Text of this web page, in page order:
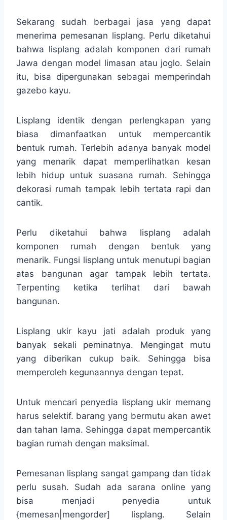
Sekarang sudah berbagai jasa yang dapat
menerima pemesanan lisplang. Perlu diketahui
bahwa lisplang adalah komponen dari rumah
Jawa dengan model limasan atau joglo. Selain
itu, bisa dipergunakan sebagai memperindah
gazebo kayu.
Lisplang identik dengan perlengkapan yang
biasa dimanfaatkan untuk mempercantik
bentuk rumah. Terlebih adanya banyak model
yang menarik dapat memperlihatkan kesan
lebih hidup untuk suasana rumah. Sehingga
dekorasi rumah tampak lebih tertata rapi dan
cantik.
Perlu diketahui bahwa lisplang adalah
komponen rumah dengan bentuk yang
menarik. Fungsi lisplang untuk menutupi bagian
atas bangunan agar tampak lebih tertata.
Terpenting ketika terlihat dari bawah
bangunan.
Lisplang ukir kayu jati adalah produk yang
banyak sekali peminatnya. Mengingat mutu
yang diberikan cukup baik. Sehingga bisa
memperoleh kegunaannya dengan tepat.
Untuk mencari penyedia lisplang ukir memang
harus selektif. barang yang bermutu akan awet
dan tahan lama. Sehingga dapat mempercantik
bagian rumah dengan maksimal.
Pemesanan lisplang sangat gampang dan tidak
perlu susah. Sudah ada sarana online yang
bisa menjadi penyedia untuk
{memesan|mengorder] lisplang. Selain